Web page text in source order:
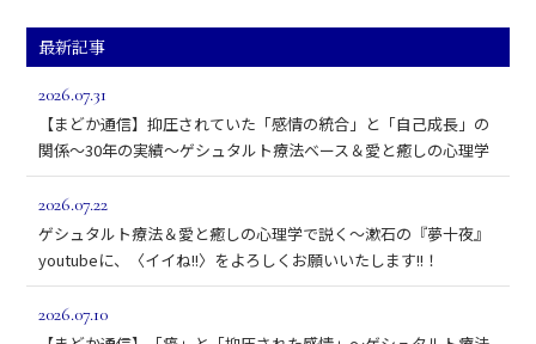
最新記事
2026.07.31
【まどか通信】抑圧されていた「感情の統合」と「自己成長」の
関係～30年の実績～ゲシュタルト療法ベース＆愛と癒しの心理学
2026.07.22
ゲシュタルト療法＆愛と癒しの心理学で説く～漱石の『夢十夜』
youtubeに、〈イイね!!〉をよろしくお願いいたします!!！
2026.07.10